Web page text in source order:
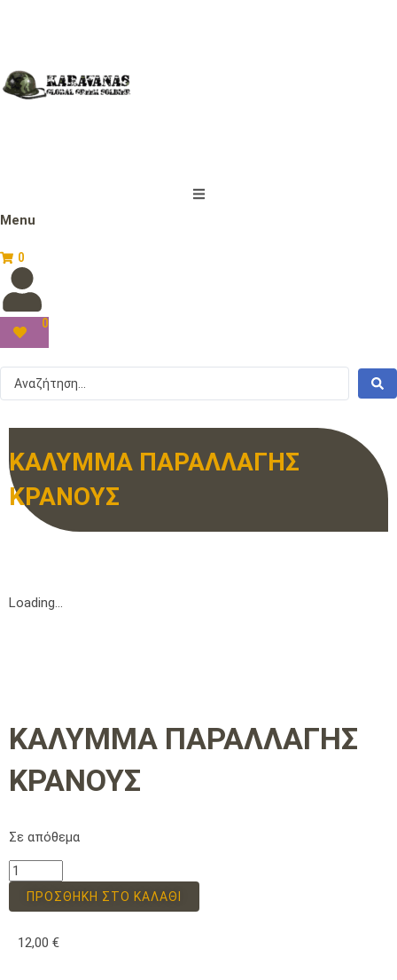
Menu
0
0
ΚΑΛΥΜΜΑ ΠΑΡΑΛΛΑΓΗΣ
ΚΡΑΝΟΥΣ
Loading...
ΚΑΛΥΜΜΑ ΠΑΡΑΛΛΑΓΗΣ
ΚΡΑΝΟΥΣ
Σε απόθεμα
ΠΡΟΣΘΉΚΗ ΣΤΟ ΚΑΛΆΘΙ
12,00 €